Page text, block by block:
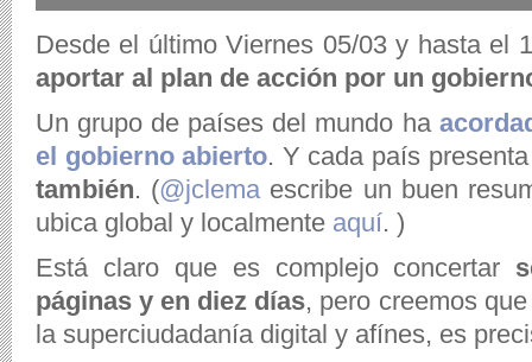
Desde el último Viernes 05/03 y hasta el
aportar al plan de acción por un
Un grupo de países del mundo ha
el gobierno abierto. Y cada país
también. (@jclemaescribe un buen
ubica global y localmente aquí. )
Está claro que es complejo concertar
páginas y en diez días, pero creemos
la superciudadanía digital y afínes, es